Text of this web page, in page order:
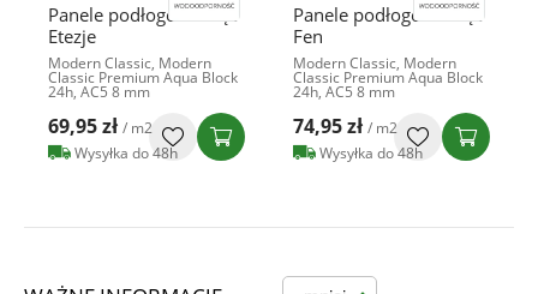
Panele podłogowe Dąb
Etezje
Modern Classic, Modern
Classic Premium Aqua Block
24h, AC5 8 mm
69,95 zł / m2
Wysyłka do 48h
Panele podłogowe Dąb
Fen
Modern Classic, Modern
Classic Premium Aqua Block
24h, AC5 8 mm
74,95 zł / m2
Wysyłka do 48h